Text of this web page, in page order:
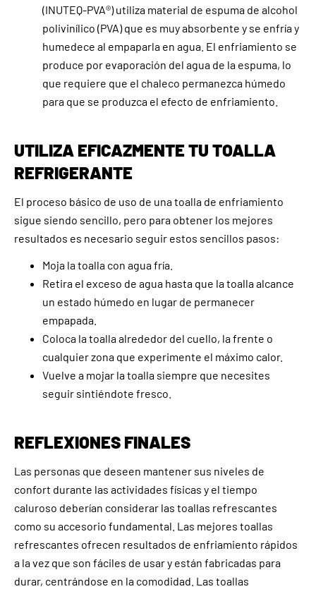
(INUTEQ-PVA®) utiliza material de espuma de alcohol
polivinílico (PVA) que es muy absorbente y se enfría y
humedece al empaparla en agua. El enfriamiento se
produce por evaporación del agua de la espuma, lo
que requiere que el chaleco permanezca húmedo
para que se produzca el efecto de enfriamiento.
UTILIZA EFICAZMENTE TU TOALLA
REFRIGERANTE
El proceso básico de uso de una toalla de enfriamiento
sigue siendo sencillo, pero para obtener los mejores
resultados es necesario seguir estos sencillos pasos:
Moja la toalla con agua fría.
Retira el exceso de agua hasta que la toalla alcance
un estado húmedo en lugar de permanecer
empapada.
Coloca la toalla alrededor del cuello, la frente o
cualquier zona que experimente el máximo calor.
Vuelve a mojar la toalla siempre que necesites
seguir sintiéndote fresco.
REFLEXIONES FINALES
Las personas que deseen mantener sus niveles de
confort durante las actividades físicas y el tiempo
caluroso deberían considerar las toallas refrescantes
como su accesorio fundamental. Las mejores toallas
refrescantes ofrecen resultados de enfriamiento rápidos
a la vez que son fáciles de usar y están fabricadas para
durar, centrándose en la comodidad. Las toallas